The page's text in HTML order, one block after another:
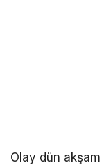
Olay dün akşam